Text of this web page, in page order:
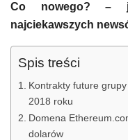
Co nowego? –
najciekawszych
Spis treści
Kontrakty future
2018 roku
Domena
dolarów